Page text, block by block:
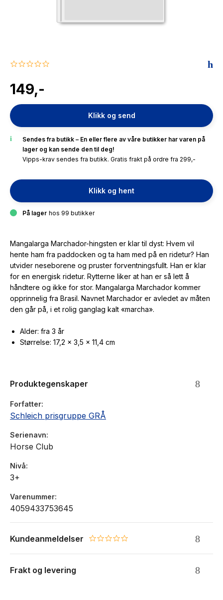
0.0
rating
149,-
Klikk og send
Sendes fra butikk – En eller flere av våre butikker har varen på
lager og kan sende den til deg!
Vipps-krav sendes fra butikk. Gratis frakt på ordre fra 299,-
Klikk og hent
På lager hos 99 butikker
Mangalarga Marchador-hingsten er klar til dyst: Hvem vil
hente ham fra paddocken og ta ham med på en ridetur? Han
utvider neseborene og pruster forventningsfullt. Han er klar
for en energisk ridetur. Rytterne liker at han er så lett å
håndtere og ikke for stor. Mangalarga Marchador kommer
opprinnelig fra Brasil. Navnet Marchador er avledet av måten
den går på, i et rolig ganglag kalt «marcha».
Alder: fra 3 år
Størrelse: 17,2 x 3,5 x 11,4 cm
Produktegenskaper
Forfatter
Schleich prisgruppe GRÅ
Serienavn
Horse Club
Nivå
3+
Varenummer
4059433753645
Kundeanmeldelser 0.0 star rating
Frakt og levering